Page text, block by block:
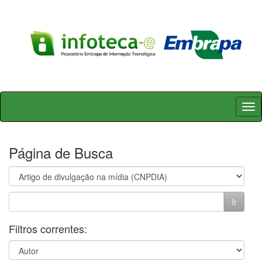
Skip
Página de Busca
Filtros correntes: